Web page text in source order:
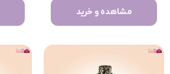
مشاهده و خرید